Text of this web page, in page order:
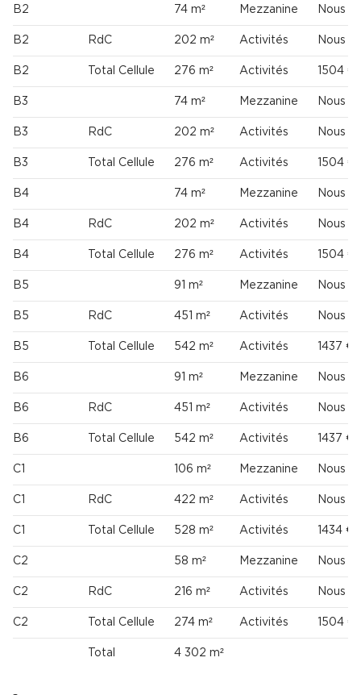
B2 74 m² Mezzanine Nous
B2 RdC 202 m² Activités Nous
B2 Total Cellule 276 m² Activités 1504 €
B3 74 m² Mezzanine Nous
B3 RdC 202 m² Activités Nous
B3 Total Cellule 276 m² Activités 1504 €
B4 74 m² Mezzanine Nous
B4 RdC 202 m² Activités Nous
B4 Total Cellule 276 m² Activités 1504 €
B5 91 m² Mezzanine Nous
B5 RdC 451 m² Activités Nous
B5 Total Cellule 542 m² Activités 1437 €
B6 91 m² Mezzanine Nous
B6 RdC 451 m² Activités Nous
B6 Total Cellule 542 m² Activités 1437 €
C1 106 m² Mezzanine Nous
C1 RdC 422 m² Activités Nous
C1 Total Cellule 528 m² Activités 1434 €
C2 58 m² Mezzanine Nous
C2 RdC 216 m² Activités Nous
C2 Total Cellule 274 m² Activités 1504 €
Total 4 302 m²